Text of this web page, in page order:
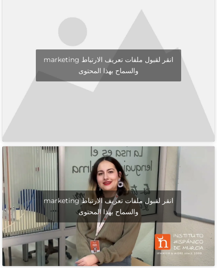
انقر لقبول ملفات تعريف الارتباط marketing
والسماح بهذا المحتوى
انقر لقبول ملفات تعريف الارتباط marketing
والسماح بهذا المحتوى